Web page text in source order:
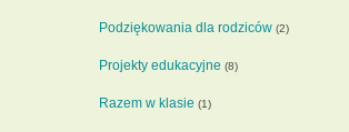
Podziękowania dla rodziców(2)
Projekty edukacyjne (8)
Razem w klasie (1)